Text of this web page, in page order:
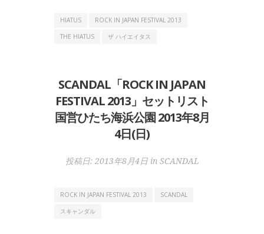
HIATUS
ROCK IN JAPAN FESTIVAL 2013
THE HIATUS
ザ ハイエイタス
SCANDAL「ROCK IN JAPAN
FESTIVAL 2013」セットリスト
国営ひたち海浜公園 2013年8月
4日(日)
投稿日: 2013年8月4日in SCANDAL
ROCK IN JAPAN FESTIVAL 2013
SCANDAL
スキャンダル